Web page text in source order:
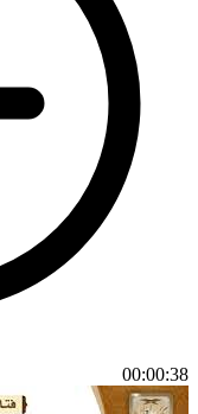
00:00:38